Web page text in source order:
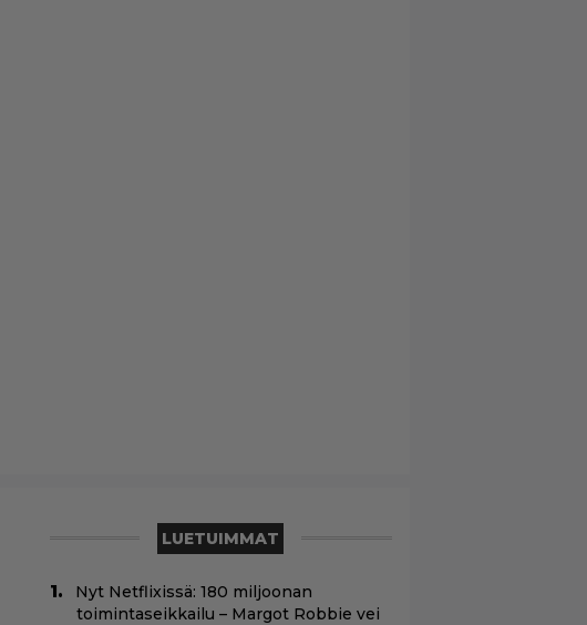
LUETUIMMAT
Nyt Netflixissä: 180 miljoonan
toimintaseikkailu – Margot Robbie vei